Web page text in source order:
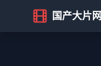
国产大片网